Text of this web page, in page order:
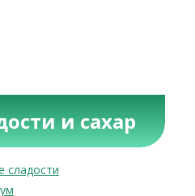
и сахар
сладости